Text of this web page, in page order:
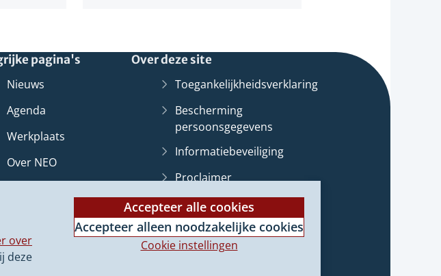
over
deze
Accepteer alle cookies
Accepteer alleen noodzakelijke cookies
Cookie instellingen
pagina's
Nieuws
Agenda
Werkplaats
Over NEO
een
andere
website)
Over deze site
Toegankelijkheidsverklaring
Bescherming
persoonsgegevens
Informatiebeveiliging
Proclaimer
Cookieverklaring
Archief van dezewebsite